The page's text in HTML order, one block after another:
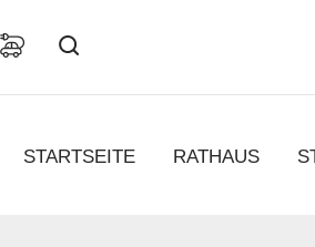
STARTSEITE RATHAUS